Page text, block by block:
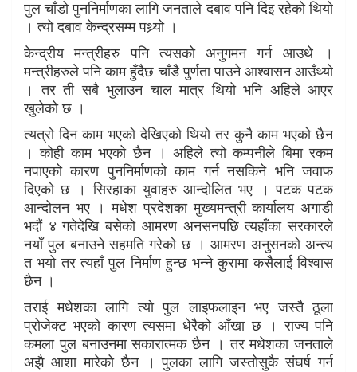
पुल चाँडो पुननिर्माणका लागि जनताले दबाव पनि दिइ रहेको थियो
। त्यो दबाव केन्द्रसम्म पथ्र्यो ।
केन्द्रीय मन्त्रीहरु पनि त्यसको अनुगमन गर्न आउथे ।
मन्त्रीहरुले पनि काम हुँदैछ चाँडै पुर्णता पाउने आश्वासन आउँथ्यो
। तर ती सबै भुलाउन चाल मात्र थियो भनि अहिले आएर
खुलेको छ ।
त्यत्रो दिन काम भएको देखिएको थियो तर कुनै काम भएको छैन
। कोही काम भएको छैन । अहिले त्यो कम्पनीले बिमा रकम
नपाएको कारण पुननिर्माणको काम गर्न नसकिने भनि जवाफ
दिएको छ । सिरहाका युवाहरु आन्दोलित भए । पटक पटक
आन्दोलन भए । मधेश प्रदेशका मुख्यमन्त्री कार्यालय अगाडी
भदौं ४ गतेदेखि बसेको आमरण अनसनपछि त्यहाँका सरकारले
नयाँ पुल बनाउने सहमति गरेको छ । आमरण अनुसनको अन्त्य
त भयो तर त्यहाँ पुल निर्माण हुन्छ भन्ने कुरामा कसैलाई विश्वास
छैन ।
तराई मधेशका लागि त्यो पुल लाइफलाइन भए जस्तै ठूला
प्रोजेक्ट भएको कारण त्यसमा धेरैको आँखा छ । राज्य पनि
कमला पुल बनाउनमा सकारात्मक छैन । तर मधेशका जनताले
अझै आशा मारेको छैन । पुलका लागि जस्तोसुकै संघर्ष गर्न